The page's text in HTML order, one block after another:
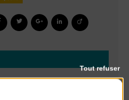
Tout refuser